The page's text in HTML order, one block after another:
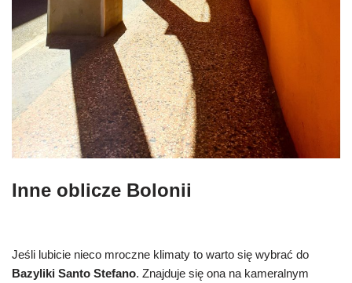
Inne oblicze Bolonii
Jeśli lubicie nieco mroczne klimaty to warto się wybrać do
Bazyliki Santo Stefano. Znajduje się ona na kameralnym